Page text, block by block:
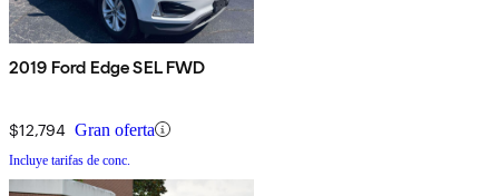
2019 Ford Edge SEL FWD
$12,794 Gran oferta
Incluye tarifas de conc.